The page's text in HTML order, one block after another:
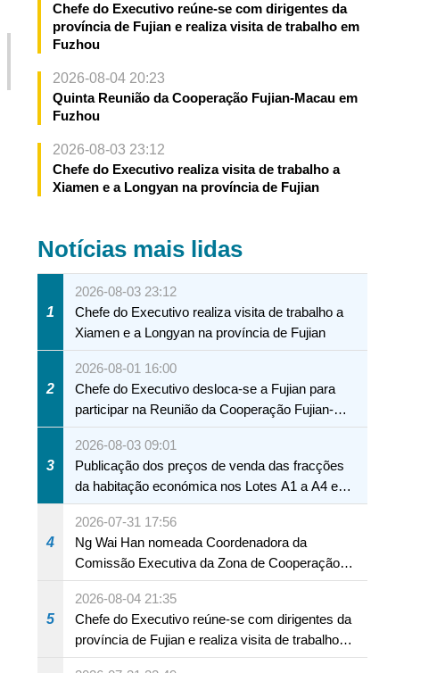
Chefe do Executivo reúne-se com dirigentes da
província de Fujian e realiza visita de trabalho em
Fuzhou
2026-08-04 20:23
Quinta Reunião da Cooperação Fujian-Macau em
Fuzhou
2026-08-03 23:12
Chefe do Executivo realiza visita de trabalho a
Xiamen e a Longyan na província de Fujian
Notícias mais lidas
1
2026-08-03 23:12
Chefe do Executivo realiza visita de trabalho a
Xiamen e a Longyan na província de Fujian
2
2026-08-01 16:00
Chefe do Executivo desloca-se a Fujian para
participar na Reunião da Cooperação Fujian-
Macau
3
2026-08-03 09:01
Publicação dos preços de venda das fracções
da habitação económica nos Lotes A1 a A4 e
A12 da Zona A dos Novos Aterros
4
2026-07-31 17:56
Ng Wai Han nomeada Coordenadora da
Comissão Executiva da Zona de Cooperação
Aprofundada entre Guangdong e Macau em
Hengqin
5
2026-08-04 21:35
Chefe do Executivo reúne-se com dirigentes da
província de Fujian e realiza visita de trabalho
em Fuzhou